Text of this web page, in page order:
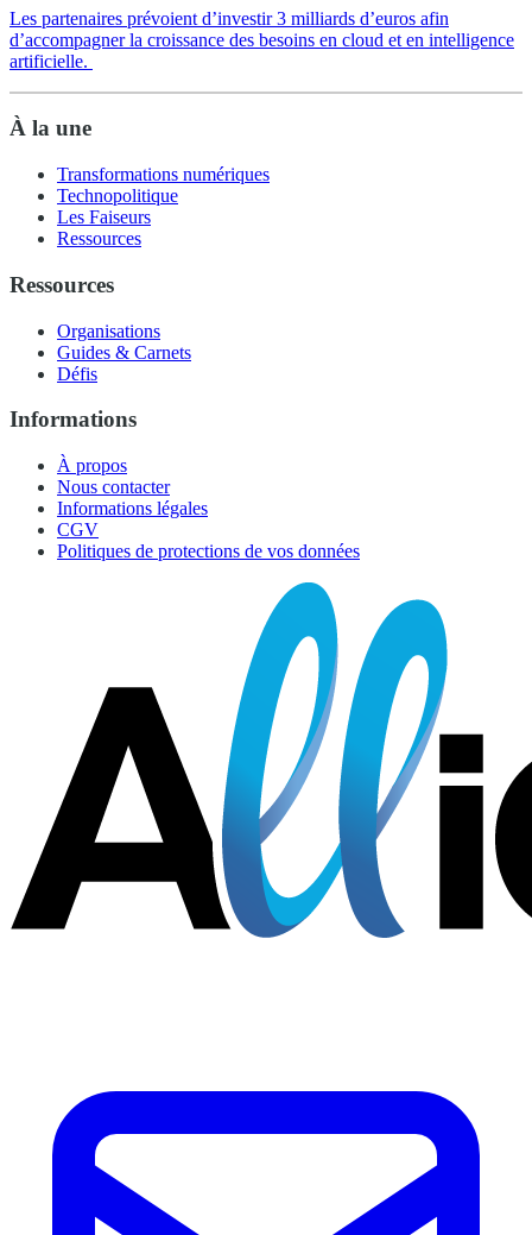
Les partenaires prévoient d’investir 3 milliards d’euros afin
d’accompagner la croissance des besoins en cloud et en intelligence
artificielle.
À la une
Transformations numériques
Technopolitique
Les Faiseurs
Ressources
Ressources
Organisations
Guides & Carnets
Défis
Informations
À propos
Nous contacter
Informations légales
CGV
Politiques de protections de vos données